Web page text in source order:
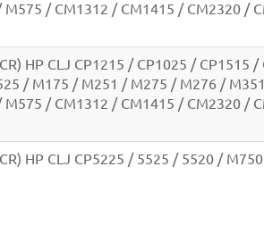
/ CM1312 / CM1415 / CM2320 /
HP CLJ CP1215 / CP1025 / CP1515
/ M175 / M251 / M275 / M276 /
/ CM1312 / CM1415 / CM2320 /
HP CLJ СP5225 / 5525 / 5520 /